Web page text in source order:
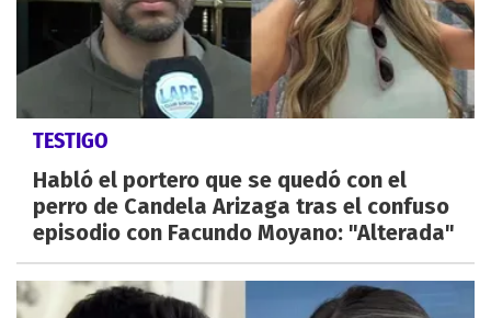
TESTIGO
Habló el portero que se quedó con el
perro de Candela Arizaga tras el confuso
episodio con Facundo Moyano: "Alterada"